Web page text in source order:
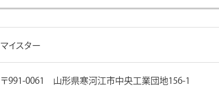
マイスター
〒991-0061 山形県寒河江市中央工業団地156-1